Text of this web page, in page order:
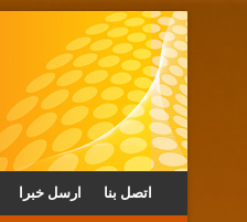
ارسل خبرا اتصل بنا